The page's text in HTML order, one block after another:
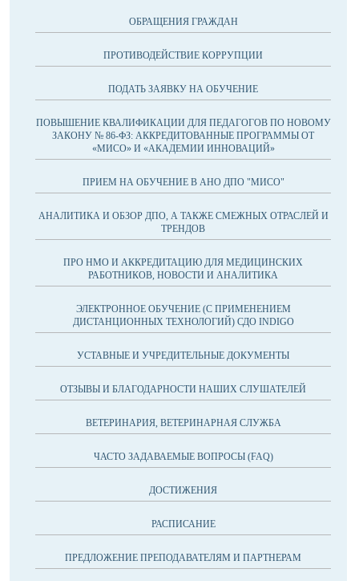
ОБРАЩЕНИЯ ГРАЖДАН
ПРОТИВОДЕЙСТВИЕ КОРРУПЦИИ
ПОДАТЬ ЗАЯВКУ НА ОБУЧЕНИЕ
ПОВЫШЕНИЕ КВАЛИФИКАЦИИ ДЛЯ ПЕДАГОГОВ ПО НОВОМУ
ЗАКОНУ № 86-ФЗ: АККРЕДИТОВАННЫЕ ПРОГРАММЫ ОТ
«МИСО» И «АКАДЕМИИ ИННОВАЦИЙ»
ПРИЕМ НА ОБУЧЕНИЕ В АНО ДПО "МИСО"
АНАЛИТИКА И ОБЗОР ДПО, А ТАКЖЕ СМЕЖНЫХ ОТРАСЛЕЙ И
ТРЕНДОВ
ПРО НМО И АККРЕДИТАЦИЮ ДЛЯ МЕДИЦИНСКИХ
РАБОТНИКОВ, НОВОСТИ И АНАЛИТИКА
ЭЛЕКТРОННОЕ ОБУЧЕНИЕ (С ПРИМЕНЕНИЕМ
ДИСТАНЦИОННЫХ ТЕХНОЛОГИЙ) СДО INDIGO
УСТАВНЫЕ И УЧРЕДИТЕЛЬНЫЕ ДОКУМЕНТЫ
ОТЗЫВЫ И БЛАГОДАРНОСТИ НАШИХ СЛУШАТЕЛЕЙ
ВЕТЕРИНАРИЯ, ВЕТЕРИНАРНАЯ СЛУЖБА
ЧАСТО ЗАДАВАЕМЫЕ ВОПРОСЫ (FAQ)
ДОСТИЖЕНИЯ
РАСПИСАНИЕ
ПРЕДЛОЖЕНИЕ ПРЕПОДАВАТЕЛЯМ И ПАРТНЕРАМ